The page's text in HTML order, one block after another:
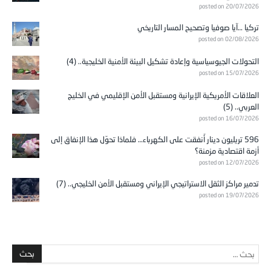
posted on 20/07/2026
تركيا …آيا صوفيا وتصحيح المسار التاريخي
posted on 02/08/2026
التحولات الجيوسياسية وإعادة تشكيل البيئة الأمنية الخليجية.. (4)
posted on 15/07/2026
العلاقات الأمريكية الإيرانية ومستقبل الأمن الإقليمي في الخليج
العربي.. (5)
posted on 16/07/2026
596 تريليون دينار أُنفقت على الكهرباء… فلماذا تحوّل هذا الإنفاق إلى
أزمة اقتصادية مزمنة؟
posted on 12/07/2026
تدمير مراكز الثقل الاستراتيجي الإيراني ومستقبل الأمن الخليجي.. (7)
posted on 19/07/2026